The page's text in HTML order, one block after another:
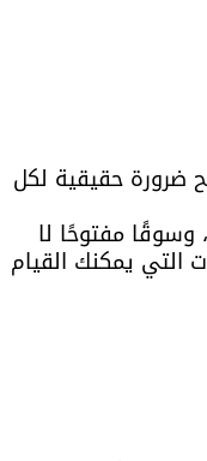
ضرورة حقيقية لكل
وسوقًا مفتوحًا لا
التي يمكنك القيام